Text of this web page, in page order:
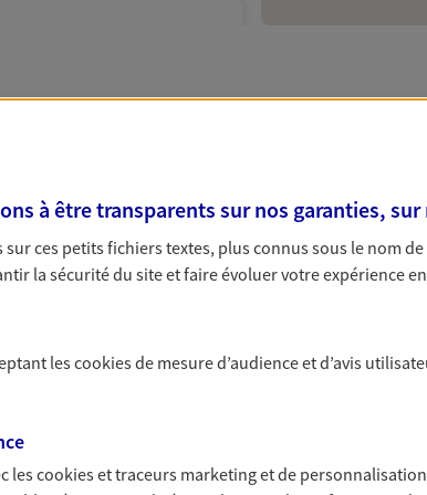
NOUS CONTACTER
AXA Prévoyance &
5
Paris 5eun ensemble de garanties et de
Galerie de l'Évolution situés près de la
Si vous êtes à la recherche d'un agent
auto, AXA assurance à Paris 5evous propose
e
à être transparents sur nos garanties, sur
ces petits fichiers textes, plus connus sous le nom de
la sécurité du site et faire évoluer votre expérience
lescookiesde mesure d’audience et d’avis
lescookies et traceurs marketing et de